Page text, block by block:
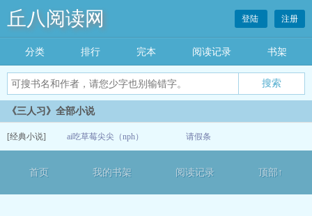
丘八阅读网 登陆 注册
分类 排行 完本 阅读记录 书架
《三人习》全部小说
[经典小说] ai吃草莓尖尖（nph） 请假条
首页 我的书架 阅读记录 顶部↑